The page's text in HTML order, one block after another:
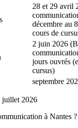
28 et 29 avril
décembre au
cours de
2 juin 2026
jours ouvrés
cursus)
septembre
juillet 2026
à Nantes ?